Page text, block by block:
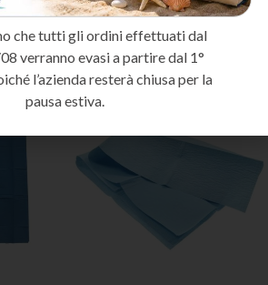
che tutti gli ordini effettuati dal
verranno evasi a partire dal 1°
l’azienda resterà chiusa per la
pausa estiva.